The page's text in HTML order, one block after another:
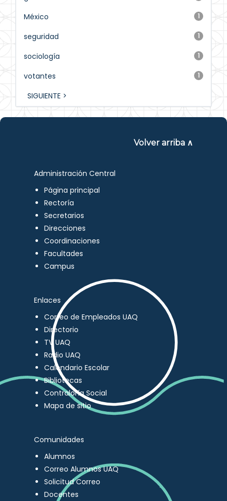
1
México
1
seguridad
1
sociología
1
votantes
SIGUIENTE >
Volver arriba ∧
Administración Central
Página principal
Rectoría
Secretarios
Direcciones
Coordinaciones
Facultades
Campus
Enlaces
Correo de Empleados UAQ
Directorio
TV UAQ
Radio UAQ
Calendario Escolar
Bibliotecas
Contraloría Social
Mapa de sitio
Comunidades
Alumnos
Correo Alumnos UAQ
Solicitud Correo
Docentes